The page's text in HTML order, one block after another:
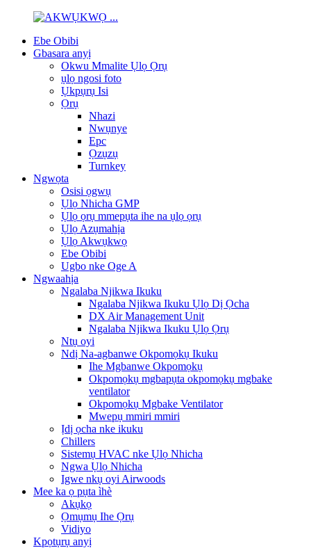
Ebe Obibi
Gbasara anyị
Okwu Mmalite Ụlọ Ọrụ
ụlọ ngosi foto
Ụkpụrụ Isi
Ọrụ
Nhazi
Nwụnye
Epc
Ọzụzụ
Turnkey
Ngwọta
Osisi ọgwụ
Ụlọ Nhicha GMP
Ụlọ ọrụ mmepụta ihe na ụlọ ọrụ
Ụlọ Azụmahịa
Ụlọ Akwụkwọ
Ebe Obibi
Ugbo nke Oge A
Ngwaahịa
Ngalaba Njikwa Ikuku
Ngalaba Njikwa Ikuku Ụlọ Dị Ọcha
DX Air Management Unit
Ngalaba Njikwa Ikuku Ụlọ Ọrụ
Ntụ oyi
Ndị Na-agbanwe Okpomọkụ Ikuku
Ihe Mgbanwe Okpomọkụ
Okpomọkụ mgbapụta okpomọkụ mgbake
ventilator
Okpomọkụ Mgbake Ventilator
Mwepụ mmiri mmiri
Ịdị ọcha nke ikuku
Chillers
Sistemụ HVAC nke Ụlọ Nhicha
Ngwa Ụlọ Nhicha
Igwe nkụ oyi Airwoods
Mee ka ọ pụta ìhè
Akụkọ
Ọmụmụ Ihe Ọrụ
Vidiyo
Kpọtụrụ anyị